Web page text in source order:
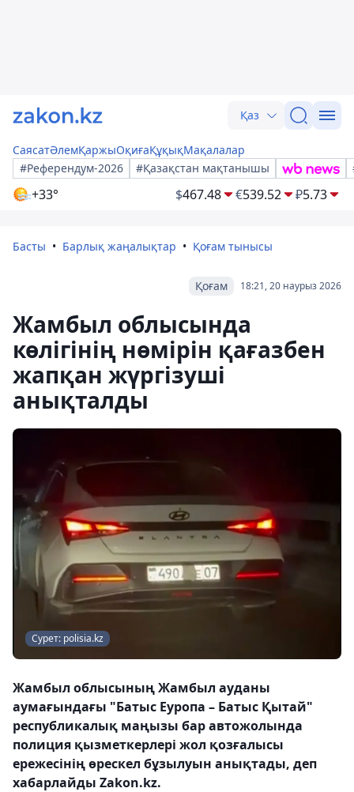
Қаз
СаясатӘлемҚаржыОқиғаҚұқықМақалалар
#Референдум-2026
#Қазақстан мақтанышы
+33° $467.48 €539.52 ₽5.73
Басты Барлық жаңалықтар Қоғам тынысы
18:21, 20 наурыз 2026
Қоғам
Жамбыл облысында
көлігінің нөмірін қағазбен
жапқан жүргізуші
анықталды
Сурет: polisia.kz
Жамбыл облысының Жамбыл ауданы
аумағындағы "Батыс Еуропа – Батыс Қытай"
республикалық маңызы бар автожолында
полиция қызметкерлері жол қозғалысы
ережесінің өрескел бұзылуын анықтады, деп
хабарлайды Zakon.kz.